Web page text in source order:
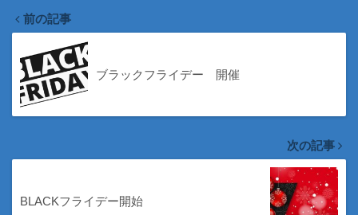
前の記事
ブラックフライデー 開催
次の記事
BLACKフライデー開始